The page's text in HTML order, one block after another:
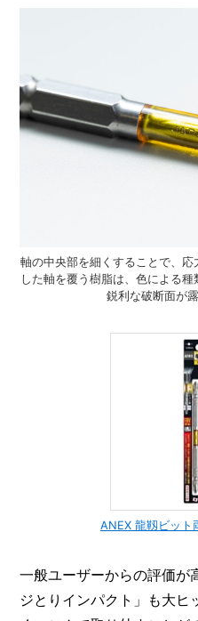
軸の中央部を細くすることで、応
した軸を覆う樹脂は、色による
鋭利な破断面が
ANEX 龍靱ビッ
一般ユーザーからの評価が
ジとりインパクト」も大ヒ